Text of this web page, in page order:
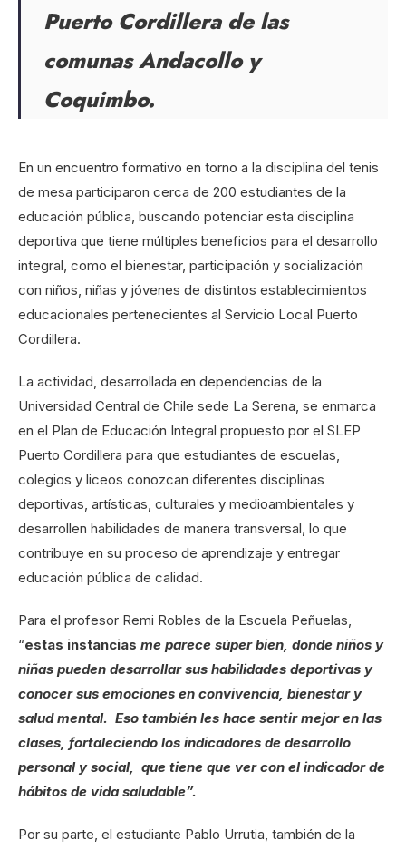
Puerto Cordillera de las
comunas Andacollo y
Coquimbo.
En un encuentro formativo en torno a la disciplina del tenis
de mesa participaron cerca de 200 estudiantes de la
educación pública, buscando potenciar esta disciplina
deportiva que tiene múltiples beneficios para el desarrollo
integral, como el bienestar, participación y socialización
con niños, niñas y jóvenes de distintos establecimientos
educacionales pertenecientes al Servicio Local Puerto
Cordillera.
La actividad, desarrollada en dependencias de la
Universidad Central de Chile sede La Serena, se enmarca
en el Plan de Educación Integral propuesto por el SLEP
Puerto Cordillera para que estudiantes de escuelas,
colegios y liceos conozcan diferentes disciplinas
deportivas, artísticas, culturales y medioambientales y
desarrollen habilidades de manera transversal, lo que
contribuye en su proceso de aprendizaje y entregar
educación pública de calidad.
Para el profesor Remi Robles de la Escuela Peñuelas,
“estas instancias me parece súper bien, donde niños y
niñas pueden desarrollar sus habilidades deportivas y
conocer sus emociones en convivencia, bienestar y
salud mental. Eso también les hace sentir mejor en las
clases, fortaleciendo los indicadores de desarrollo
personal y social, que tiene que ver con el indicador de
hábitos de vida saludable”.
Por su parte, el estudiante Pablo Urrutia, también de la